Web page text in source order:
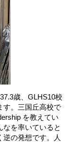
歳、GLHS10校
す。三国丘高校で
を教えてい
なを率いていると
の発想です。人